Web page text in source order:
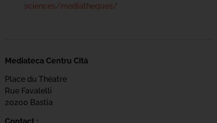
sciences/mediatheques/
Mediateca Centru Cità
Place du Théatre
Rue Favalelli
20200 Bastia